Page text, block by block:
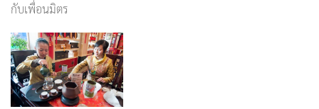
กับเพื่อนมิตร